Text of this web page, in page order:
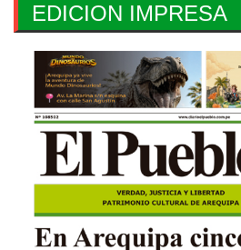
EDICION IMPRESA